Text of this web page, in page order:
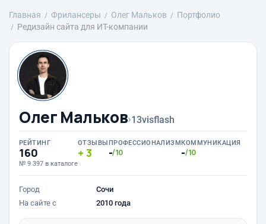
Главная Фрилансеры Олег Мальков
Портфолио
Редизайн сайта для ИТ-компании
Олег Мальков›13visflash
РЕЙТИНГ
160
№ 9 397 в каталоге
ОТЗЫВЫ
3
ПРОФЕССИОНАЛИЗМ
-/10
КОММУНИКАЦИЯ
-/10
Город
Сочи
На сайте с
2010 года